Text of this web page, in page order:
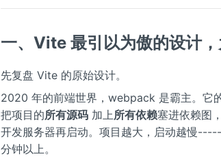
一、Vite 最引以为傲的设计
先复盘 Vite 的原始设计。
2020 年的前端世界，webpack 是霸主。它
把项目的所有源码 加上所有依赖塞进依赖图
开发服务器再启动。项目越大，启动越慢
分钟以上。